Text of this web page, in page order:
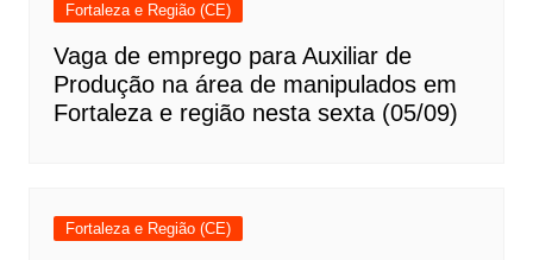
Fortaleza e Região (CE)
Vaga de emprego para Auxiliar de
Produção na área de manipulados em
Fortaleza e região nesta sexta (05/09)
Fortaleza e Região (CE)